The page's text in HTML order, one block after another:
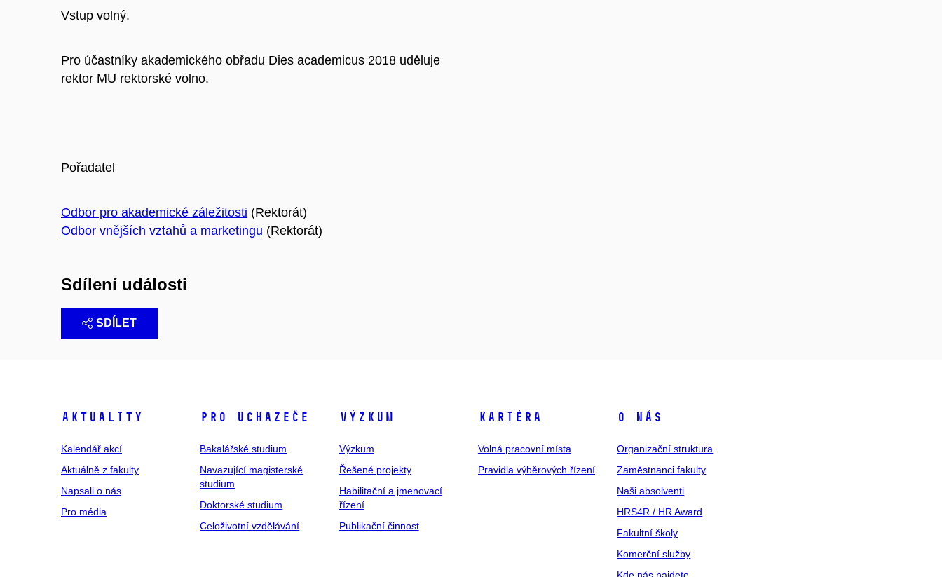
Vstup volný.
Pro účastníky akademického obřadu Dies academicus 2018 uděluje
rektor MU rektorské volno.
Pořadatel
Odbor pro akademické záležitosti (Rektorát)
Odbor vnějších vztahů a marketingu (Rektorát)
Sdílení události
SDÍLET
Aktuality
Kalendář akcí
Aktuálně z fakulty
Napsali o nás
Pro média
Pro uchazeče
Bakalářské studium
Navazující magisterské
studium
Doktorské studium
Celoživotní vzdělávání
Výzkum
Výzkum
Řešené projekty
Habilitační a jmenovací
řízení
Publikační činnost
Kariéra
Volná pracovní místa
Pravidla výběrových řízení
O nás
Organizační struktura
Zaměstnanci fakulty
Naši absolventi
HRS4R / HR Award
Fakultní školy
Komerční služby